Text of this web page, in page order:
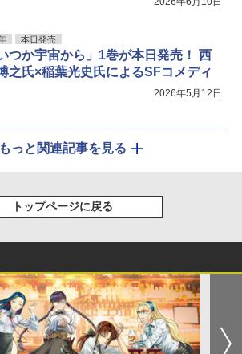
本日発売
いつか宇宙から」1巻が本日発売！ 西
之氏×稲葉光史氏によるSFコメディ
2026年5月12日
もっと関連記事を見る
トップページに戻る